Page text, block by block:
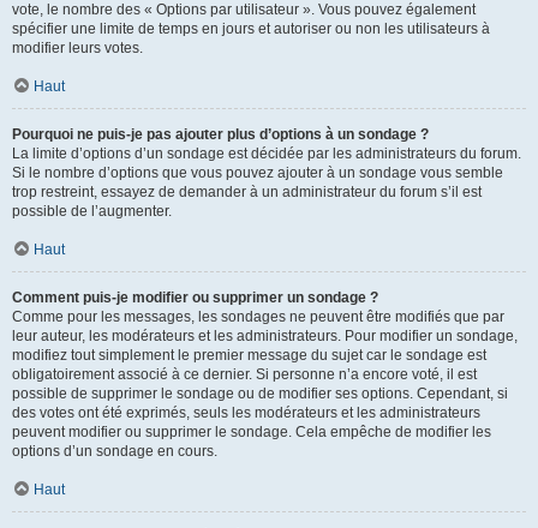
vote, le nombre des « Options par utilisateur ». Vous pouvez également
spécifier une limite de temps en jours et autoriser ou non les utilisateurs à
modifier leurs votes.
Haut
Pourquoi ne puis-je pas ajouter plus d’options à un sondage ?
La limite d’options d’un sondage est décidée par les administrateurs du forum.
Si le nombre d’options que vous pouvez ajouter à un sondage vous semble
trop restreint, essayez de demander à un administrateur du forum s’il est
possible de l’augmenter.
Haut
Comment puis-je modifier ou supprimer un sondage ?
Comme pour les messages, les sondages ne peuvent être modifiés que par
leur auteur, les modérateurs et les administrateurs. Pour modifier un sondage,
modifiez tout simplement le premier message du sujet car le sondage est
obligatoirement associé à ce dernier. Si personne n’a encore voté, il est
possible de supprimer le sondage ou de modifier ses options. Cependant, si
des votes ont été exprimés, seuls les modérateurs et les administrateurs
peuvent modifier ou supprimer le sondage. Cela empêche de modifier les
options d’un sondage en cours.
Haut